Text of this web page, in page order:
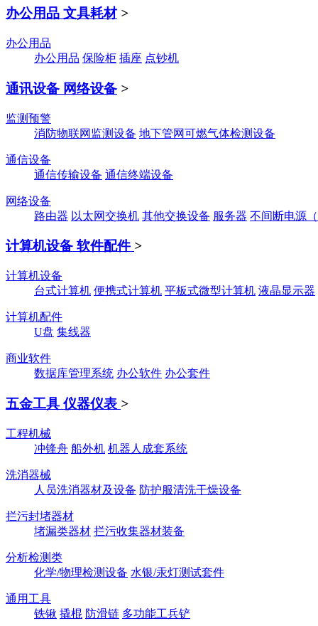
办公用品 文具耗材 >
办公用品
办公用品 保险柜 插座 点钞机
通讯设备 网络设备 >
监测预警
消防物联网监测设备 地下管网可燃气体检测设备
通信设备
通信传输设备 通信终端设备
网络设备
路由器 以太网交换机 其他交换设备 服务器 不间断电源
计算机设备 软件配件 >
计算机设备
台式计算机 便携式计算机 平板式微型计算机 液晶显示器
计算机配件
U盘 集线器
商业软件
数据库管理系统 办公软件 办公套件
五金工具 仪器仪表 >
工程机械
冲锋舟 船外机 机器人成套系统
洗消器械
人员洗消器材及设备 防护服清洗干燥设备
拦污封堵器材
堵漏类器材 拦污收集器材装备
分析检测类
化学/物理检测设备 水银/汞灯测试套件
通用工具
铁锹 撬棍 防滑链 多功能工兵铲